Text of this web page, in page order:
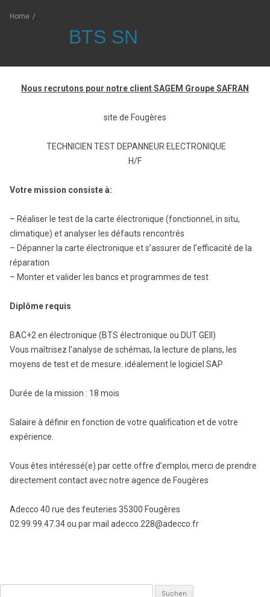
Home /
BTS SN
Nous recrutons pour notre client SAGEM Groupe SAFRAN
site de Fougères
TECHNICIEN TEST DEPANNEUR ELECTRONIQUE
H/F
Votre mission consiste à:
– Réaliser le test de la carte électronique (fonctionnel, in situ,
climatique) et analyser les défauts rencontrés
– Dépanner la carte électronique et s’assurer de l’efficacité de la
réparation
– Monter et valider les bancs et programmes de test
Diplôme requis
BAC+2 en électronique (BTS électronique ou DUT GEII)
Vous maîtrisez l’analyse de schémas, la lecture de plans, les
moyens de test et de mesure. idéalement le logiciel SAP
Durée de la mission : 18 mois
Salaire à définir en fonction de votre qualification et de votre
expérience.
Vous êtes intéressé(e) par cette offre d’emploi, merci de prendre
directement contact avec notre agence de Fougères
Adecco 40 rue des feuteries 35300 Fougères
02.99.99.47.34 ou par mail adecco.228@adecco.fr